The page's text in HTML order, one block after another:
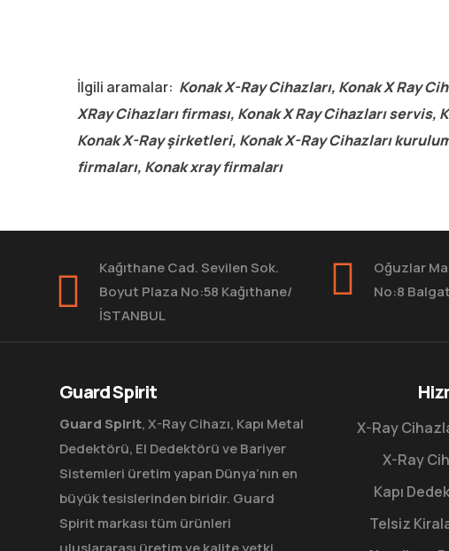
İlgili aramalar: Konak X-Ray Cihazları, Konak X Ray
XRay Cihazları firması, Konak X Ray Cihazları servis,
Konak X-Ray şirketleri, Konak X-Ray Cihazları
firmaları, Konak xray firmaları
Kağıthane Cad. Sevilen Sok.
Boyut Plaza No:58 Kağıthane/
İSTANBUL
Oğuzlar
No:8
Guard Spirit
Guard Spirit, X-Ray Cihazı, Kapı Metal
Dedektörü, El Dedektörü ve Bariyer
Sistemleri üretim yapan Dünya’nın en
büyük tesislerinden biridir. Guard
Spirit markası tüm ürünleri
X-Ray
X-Ray
Kapı
Telsiz